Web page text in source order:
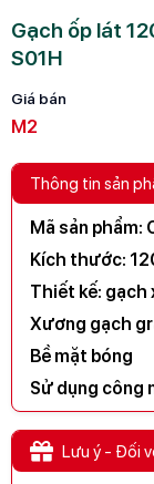
Gạch ốp lát
S01H
Giá bán
M2
Thông tin sản
Mã sản phẩm:
Kích thước:
Thiết kế: gạch
Xương gạch
Bề mặt bóng
Sử dụng công
Lưu ý - Đối